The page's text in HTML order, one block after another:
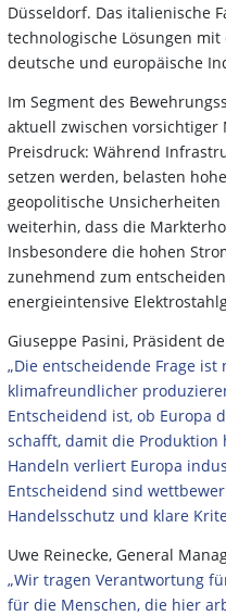
Düsseldorf. Das italienische
technologische Lösungen
deutsche und europäische
Im Segment des
aktuell zwischen
Preisdruck: Während
setzen werden, belasten
geopolitische
weiterhin, dass die
Insbesondere die hohen
zunehmend zum
energieintensive
Giuseppe Pasini, Präsident
„Die entscheidende Frage ist
klimafreundlicher
Entscheidend ist, ob Europa
schafft, damit die Produktion
Handeln verliert Europa
Entscheidend sind
Handelsschutz und klare
Uwe Reinecke, General
„Wir tragen Verantwortung
für die Menschen, die hier